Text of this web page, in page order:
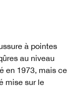
à pointes
au niveau
en 1973, mais ce
mise sur le